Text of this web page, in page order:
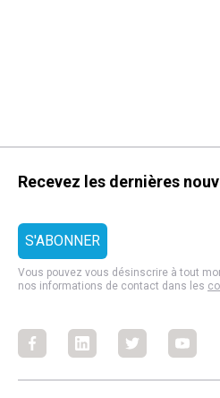
Recevez les dernières
Vous pouvez vous désinscrire à tout
nos informations de contact dans les
FacebookFacebookFacebook